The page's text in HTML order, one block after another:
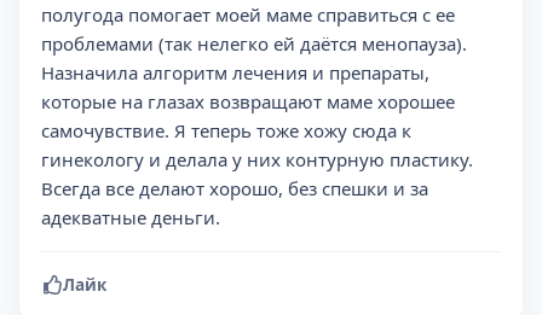
полугода помогает моей маме справиться с ее
проблемами (так нелегко ей даётся менопауза).
Назначила алгоритм лечения и препараты,
которые на глазах возвращают маме хорошее
самочувствие. Я теперь тоже хожу сюда к
гинекологу и делала у них контурную пластику.
Всегда все делают хорошо, без спешки и за
адекватные деньги.
Лайк